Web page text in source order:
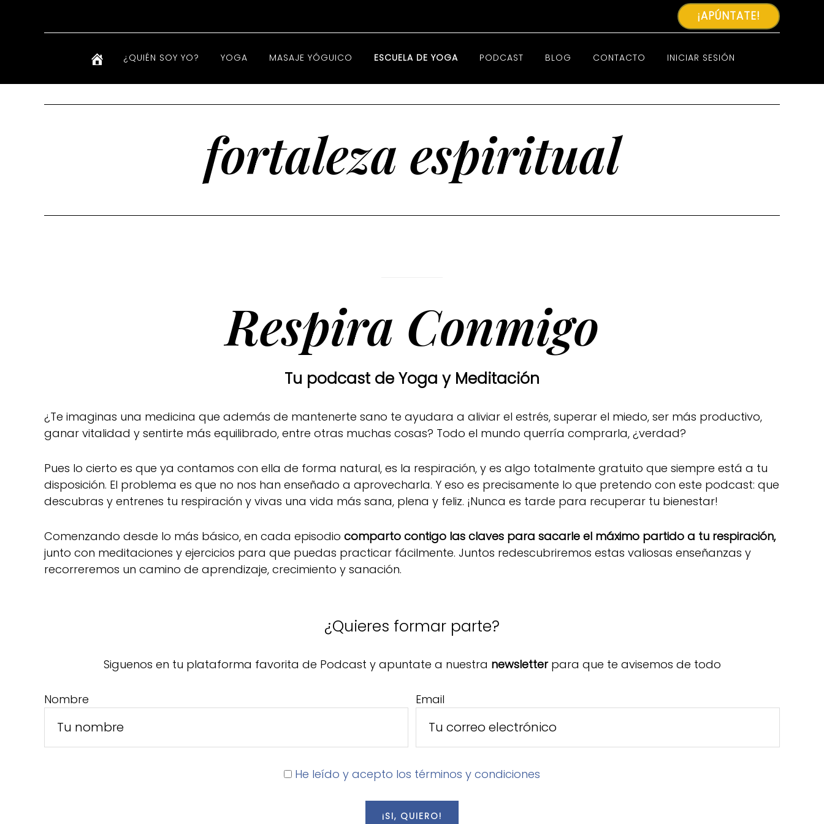
¡APÚNTATE!
¿QUIÉN SOY YO? YOGA MASAJE YÓGUICO ESCUELA DE YOGA PODCAST BLOG CONTACTO INICIAR SESIÓN
fortaleza espiritual
Respira Conmigo
Tu podcast de Yoga y Meditación
¿Te imaginas una medicina que además de mantenerte sano te ayudara a aliviar el estrés, superar el miedo, ser más productivo,
ganar vitalidad y sentirte más equilibrado, entre otras muchas cosas? Todo el mundo querría comprarla, ¿verdad?
Pues lo cierto es que ya contamos con ella de forma natural, es la respiración, y es algo totalmente gratuito que siempre está a tu
disposición. El problema es que no nos han enseñado a aprovecharla. Y eso es precisamente lo que pretendo con este podcast: que
descubras y entrenes tu respiración y vivas una vida más sana, plena y feliz. ¡Nunca es tarde para recuperar tu bienestar!
Comenzando desde lo más básico, en cada episodio comparto contigo las claves para sacarle el máximo partido a tu respiración,
junto con meditaciones y ejercicios para que puedas practicar fácilmente. Juntos redescubriremos estas valiosas enseñanzas y
recorreremos un camino de aprendizaje, crecimiento y sanación.
¿Quieres formar parte?
Siguenos en tu plataforma favorita de Podcast y apuntate a nuestra newsletterpara que te avisemos de todo
Nombre Email
He leído y acepto los términos y condiciones